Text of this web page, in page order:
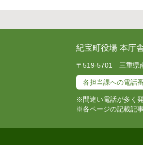
紀宝町役場 本庁
〒519-5701 三重県
各担当課への電話
※間違い電話が多く
※各ページの記載記